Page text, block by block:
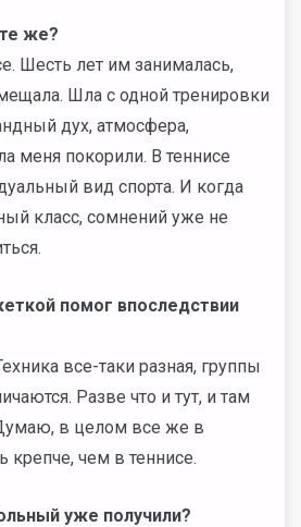
же?
Шесть лет им занималась,
Шла с одной тренировки
дух, атмосфера,
меня покорили. В теннисе
вид спорта. И когда
класс, сомнений уже не
помог впоследствии
все-таки разная, группы
Разве что и тут, и там
в целом все же в
крепче, чем в теннисе.
уже получили?